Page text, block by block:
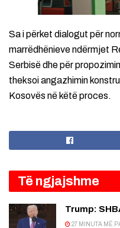
Sa i përket dialogut për
marrëdhënieve ndërmjet
Serbisë dhe për
theksoi angazhimin
Kosovës në këtë proces.
Të ngjajshme
Trump:
27 MINUTA MË